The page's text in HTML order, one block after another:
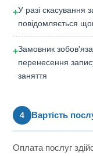
+У разі скасування
повідомляється
+Замовник
перенесення
заняття
4 Вартість
Оплата послуг